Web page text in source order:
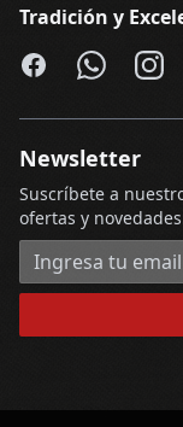
Tradición y
Facebook
Newsletter
Suscríbete a
ofertas y
Dirección de